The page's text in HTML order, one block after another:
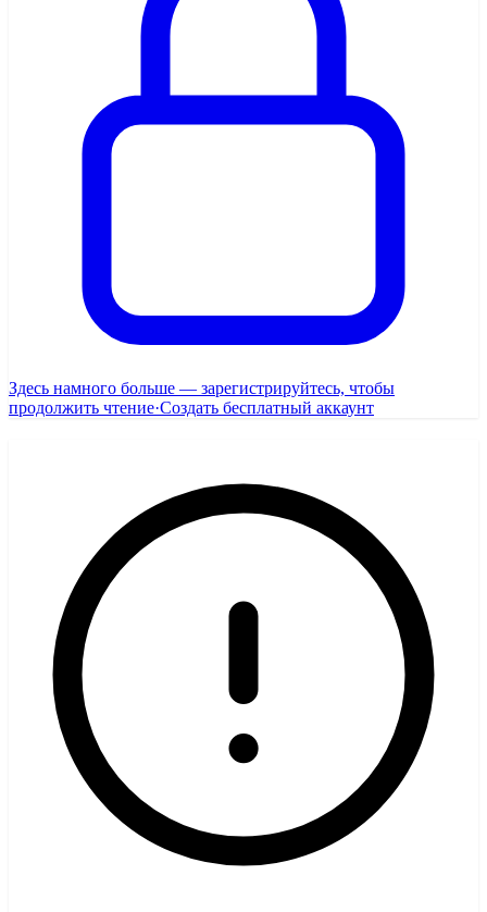
Здесь намного больше — зарегистрируйтесь, чтобы
продолжить чтение·Создать бесплатный аккаунт